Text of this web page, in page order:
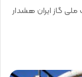
گاز ایران هشدار